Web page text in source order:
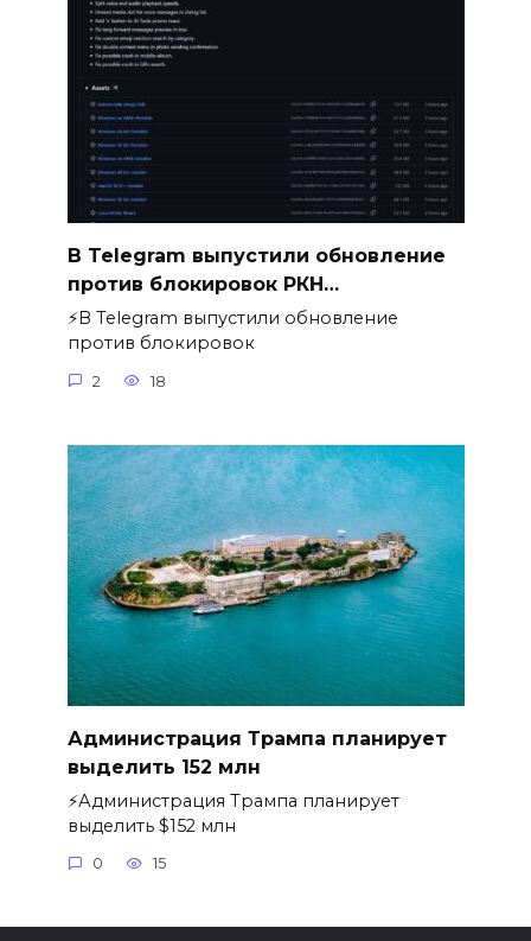
В Telegram выпустили обновление
против блокировок РКН…
⚡️В Telegram выпустили обновление
против блокировок
2 18
Администрация Трампа планирует
выделить 152 млн
⚡️Администрация Трампа планирует
выделить $152 млн
0 15